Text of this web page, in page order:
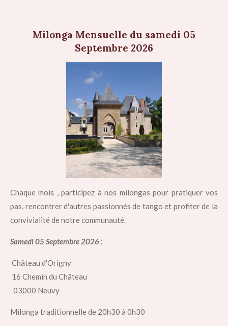
Milonga Mensuelle du samedi 05
Septembre 2026
Chaque mois , participez à nos milongas pour pratiquer vos
pas, rencontrer d'autres passionnés de tango et profiter de la
convivialité de notre communauté.
Samedi 05 Septembre 2026 :
Château d'Origny
16 Chemin du Château
03000 Neuvy
Milonga traditionnelle de 20h30 à 0h30